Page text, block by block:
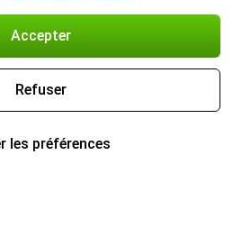
Accepter
Refuser
les préférences